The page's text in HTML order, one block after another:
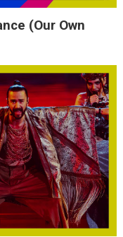
(Our Own